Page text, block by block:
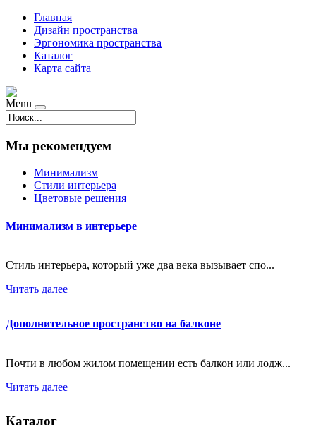
Главная
Дизайн пространства
Эргономика пространства
Каталог
Карта сайта
Menu
Мы рекомендуем
Минимализм
Стили интерьера
Цветовые решения
Минимализм в интерьере
Стиль интерьера, который уже два века вызывает спо...
Читать далее
Дополнительное пространство на балконе
Почти в любом жилом помещении есть балкон или лодж...
Читать далее
Каталог